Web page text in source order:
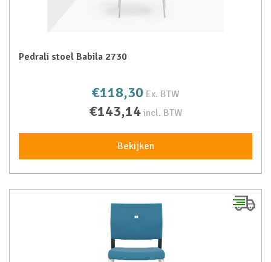
Pedrali stoel Babila 2730
€118,30 Ex. BTW
€143,14 incl. BTW
Bekijken